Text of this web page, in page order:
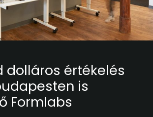
dolláros értékelés
is
Formlabs